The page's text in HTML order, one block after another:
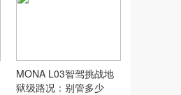
MONA L03智驾挑战地
狱级路况：别管多少